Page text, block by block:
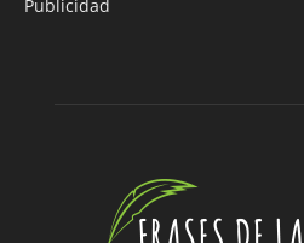
Publicidad